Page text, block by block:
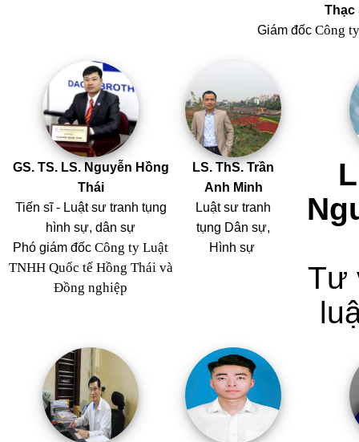
Thạc
Giám đốc Công
GS. TS. LS. Nguyễn Hồng
Thái
Tiến sĩ - Luật sư tranh tụng
hình sự, dân sự
Phó giám đốc Công ty Luật
TNHH Quốc tế Hồng Thái và
Đồng nghiệp
LS. ThS. Trần
Anh Minh
Luật sư tranh
tụng Dân sự,
Hình sự
Tư